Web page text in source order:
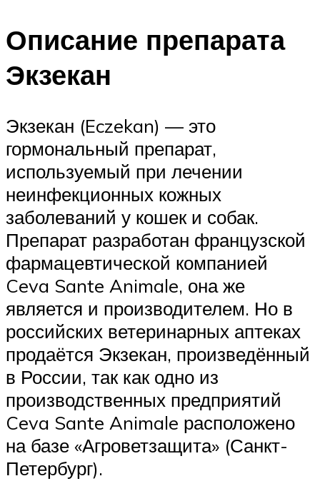
Описание препарата
Экзекан
Экзекан (Eczekan) — это
гормональный препарат,
используемый при лечении
неинфекционных кожных
заболеваний у кошек и собак.
Препарат разработан французской
фармацевтической компанией
Ceva Sante Animale, она же
является и производителем. Но в
российских ветеринарных аптеках
продаётся Экзекан, произведённый
в России, так как одно из
производственных предприятий
Ceva Sante Animale расположено
на базе «Агроветзащита» (Санкт-
Петербург).